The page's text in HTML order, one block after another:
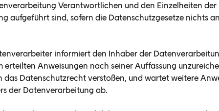
Verantwortlichen und den Einzelheiten der
aufgeführt sind, sofern die Datenschutzgesetze nichts
informiert den Inhaber der
erteilten Anweisungen nach seiner Auffassung
das Datenschutzrecht verstoßen, und wartet weitere
der Datenverarbeitung ab.